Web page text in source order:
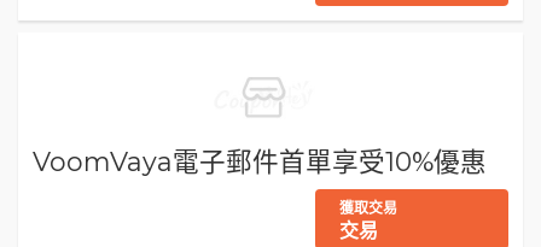
VoomVaya電子郵件首單享受10%優惠
獲取交易
交易